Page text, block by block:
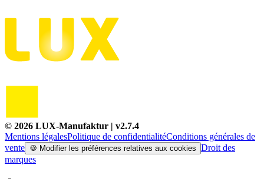
© 2026 LUX-Manufaktur | v2.7.4
Mentions légalesPolitique de confidentialitéConditions générales de
vente 🍪 Modifier les préférences relatives aux cookies Droit des
marques